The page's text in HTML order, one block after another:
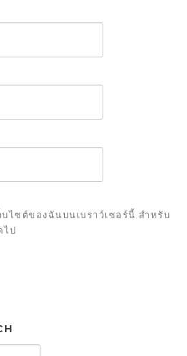
ไซต์ของฉันบนเบราว์เซอร์นี้ สำหรับ
ไป